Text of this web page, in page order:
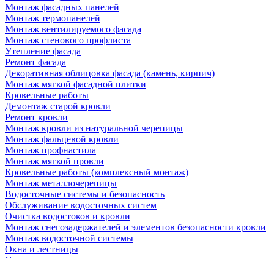
Монтаж фасадных панелей
Монтаж термопанелей
Монтаж вентилируемого фасада
Монтаж стенового профлиста
Утепление фасада
Ремонт фасада
Декоративная облицовка фасада (камень, кирпич)
Монтаж мягкой фасадной плитки
Кровельные работы
Демонтаж старой кровли
Ремонт кровли
Монтаж кровли из натуральной черепицы
Монтаж фальцевой кровли
Монтаж профнастила
Монтаж мягкой провли
Кровельные работы (комплексный монтаж)
Монтаж металлочерепицы
Водосточные системы и безопасность
Обслуживание водосточных систем
Очистка водостоков и кровли
Монтаж снегозадержателей и элементов безопасности кровли
Монтаж водосточной системы
Окна и лестницы